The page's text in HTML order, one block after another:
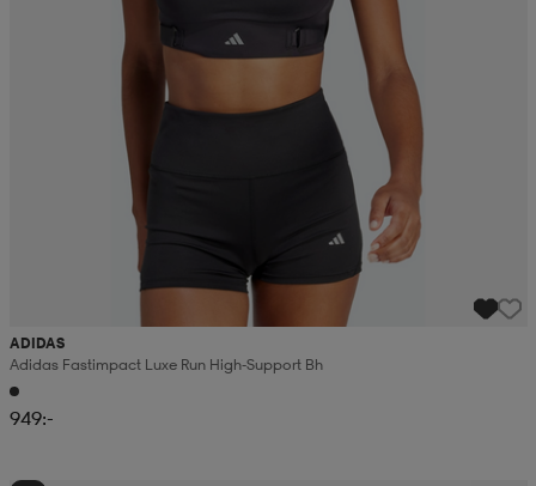
ADIDAS
Adidas Fastimpact Luxe Run High-Support Bh
949:-